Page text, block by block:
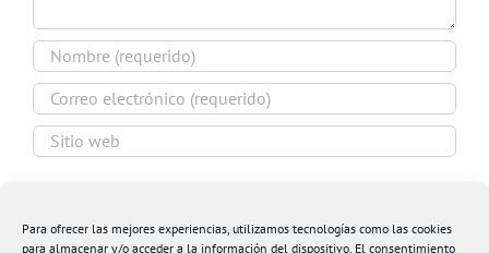
Para ofrecer las mejores experiencias, utilizamos tecnologías como las cookies
para almacenar y/o acceder a la información del dispositivo. El consentimiento
navegador para la próxima vez que comente.